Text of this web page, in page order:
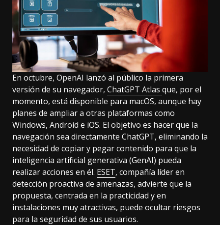
En octubre, OpenAI lanzó al público la primera
versión de su navegador, ChatGPT Atlas que, por el
momento, está disponible para macOS, aunque hay
planes de ampliar a otras plataformas como
Windows, Android e iOS. El objetivo es hacer que la
navegación sea directamente ChatGPT, eliminando la
necesidad de copiar y pegar contenido para que la
inteligencia artificial generativa (GenAI) pueda
realizar acciones en él. ESET, compañía líder en
detección proactiva de amenazas, advierte que la
propuesta, centrada en la practicidad y en
instalaciones muy atractivas, puede ocultar riesgos
para la seguridad de sus usuarios.